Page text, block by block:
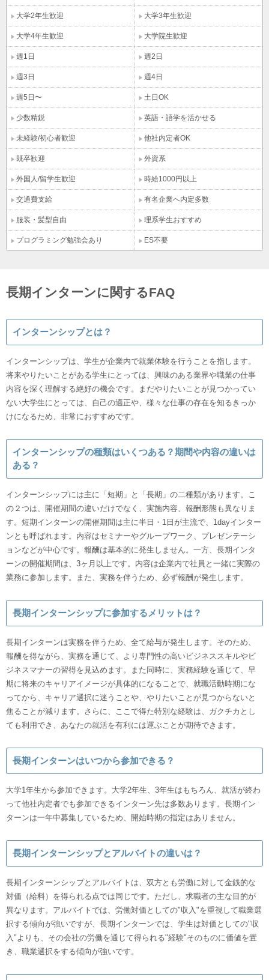
大学2年生歓迎 大学3年生歓迎
大学4年生歓迎 大学院生歓迎
週1日 週2日
週3日 週4日
週5日〜 土日OK
少数精鋭 英語・語学を活かせる
未経験/初心者歓迎 他社内定者OK
既卒歓迎 外資系
外国人/留学生歓迎 時給1000円以上
交通費支給 有名企業へ内定多数
服装・髪型自由 理系学生おすすめ
プログラミング勉強会あり ES不要
長期インターンに関するFAQ
インターンシップとは？
インターンシップは、学生が企業内で就業体験を行うことを指します。
将来やりたいことがある学生にとっては、興味のある業界や職業の仕事
内容を深く理解する絶好の機会です。まだやりたいことが見つかってい
ない大学生にとっては、自己の適正や、様々な仕事の存在を知るきっか
けになるため、非常におすすめです。
インターンシップの種類はいくつある？期間や内容の違いは
ある？
インターンシップには主に「短期」と「長期」の二種類があります。こ
の２つは、開催期間の違いだけでなく、実施内容、報酬形態も異なりま
す。短期インターンの開催期間は主に半日・1日が主流で、1dayインター
ンとも呼ばれます。内容はセミナーやグループワーク、プレゼンテーシ
ョンなどが中心です。報酬は基本的に発生しません。一方、長期インタ
ーンの開催期間は、3ヶ月以上です。内容は企業内で社員と一緒に実際の
業務に参加します。また、実務を伴うため、必ず報酬が発生します。
長期インターンシップに参加するメリットは？
長期インターンは実務を伴うため、全て給与が発生します。そのため、
報酬を得ながら、実務を通じて、より専門性の高いビジネススキルやビ
ジネスマナーの習得を見込めます。また同時に、実務経験を通じて、早
期に将来のキャリアイメージが具体的になることで、就職活動時期にな
ってから、キャリア選択に迷うことや、やりたいことが見つからないと
焦ることが減ります。さらに、ここで得た特別な経験は、ガクチカとし
ても利用でき、あなたの就活を有利には運ぶことが期待できます。
長期インターンはいつから参加できる？
大学1年生から参加できます。大学2年生、3年生はもちろん、就活が終わ
って他社内定者でも参加できるインターン先は多数あります。長期イン
ターンは一年中募集しているため、開始時期の指定はありません。
長期インターンシップとアルバイトの違いは？
長期インターンシップとアルバイトは、双方とも労働に対して金銭的な
対価（給料）を得られる点では同じです。ただし、求職者の主な目的が
異なります。アルバイトでは、労働対価としての"収入"を重視して職業選
択する傾向が強いですが、長期インターンでは、学生は対価としての"収
入"よりも、その会社の労働を通じて得られる"経験"そのものに価値を置
き、職業選択をする傾向が強いです。